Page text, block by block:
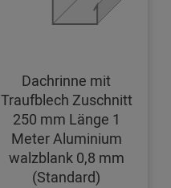
Dachrinne mit
Traufblech Zuschnitt
250 mm Länge 1
Meter Aluminium
walzblank 0,8 mm
(Standard)